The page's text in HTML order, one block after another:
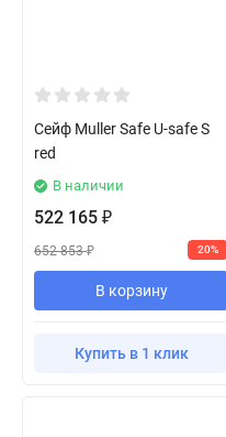
Сейф Muller Safe U-safe S
red
В наличии
522 165 ₽
652 853₽ 20%
В корзину
Купить в 1 клик